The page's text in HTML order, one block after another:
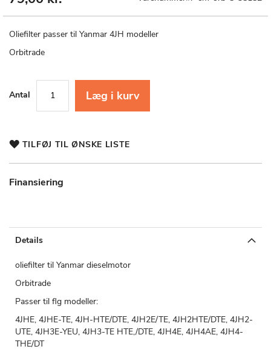
Oliefilter passer til Yanmar 4JH modeller
Orbitrade
Antal Læg i kurv
TILFØJ TIL ØNSKE LISTE
Finansiering
af
Details
oliefilter til Yanmar dieselmotor
Orbitrade
Passer til flg modeller:
4JHE, 4JHE-TE, 4JH-HTE/DTE, 4JH2E/TE, 4JH2HTE/DTE, 4JH2-
UTE, 4JH3E-YEU, 4JH3-TE HTE,/DTE, 4JH4E, 4JH4AE, 4JH4-
THE/DT